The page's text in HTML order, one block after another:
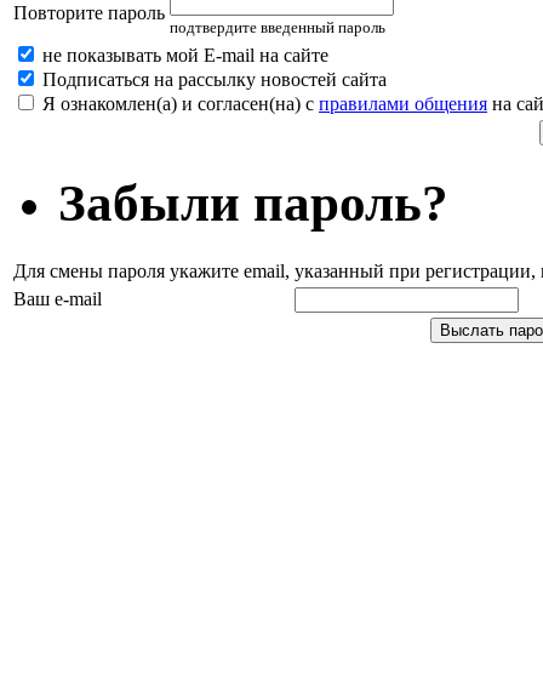
Повторите пароль
подтвердите введенный пароль
не показывать мой E-mail на сайте
Подписаться на рассылку новостей сайта
Я ознакомлен(а) и согласен(на) с правилами общения на
Забыли пароль?
Для смены пароля укажите email, указанный при
Ваш e-mail